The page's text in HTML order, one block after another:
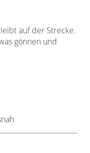
auf der Strecke.
gönnen und